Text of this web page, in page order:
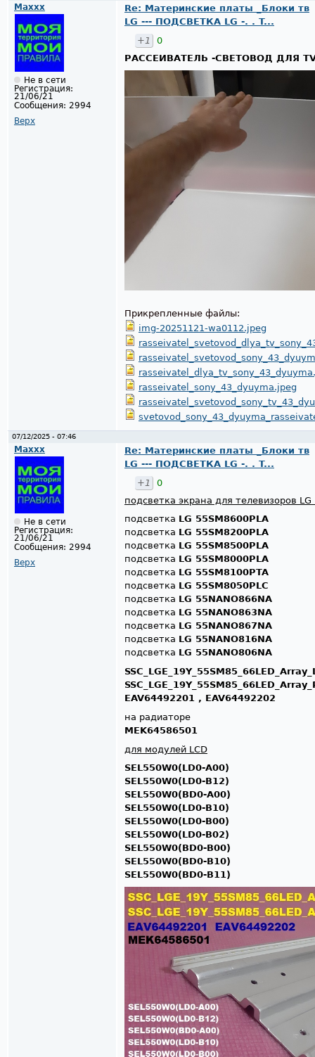
Maxxx
Не в сети
Регистрация:
21/06/21
Сообщения: 2994
Верх
Re: Материнские платы _Блоки тв
LG --- ПОДСВЕТКА LG -. . T...
+1
0
РАССЕИВАТЕЛЬ -СВЕТОВОД ДЛЯ TV
Прикрепленные файлы:
img-20251121-wa0112.jpeg
rasseivatel_sony_43_dyuyma.jpeg
07/12/2025 - 07:46
Maxxx
Не в сети
Регистрация:
21/06/21
Сообщения: 2994
Верх
Re: Материнские платы _Блоки тв
LG --- ПОДСВЕТКА LG -. . T...
+1
0
подсветка экрана для телевизоров LG
подсветка LG 55SM8600PLA
подсветка LG 55SM8200PLA
подсветка LG 55SM8500PLA
подсветка LG 55SM8000PLA
подсветка LG 55SM8100PTA
подсветка LG 55SM8050PLC
подсветка LG 55NANO866NA
подсветка LG 55NANO863NA
подсветка LG 55NANO867NA
подсветка LG 55NANO816NA
подсветка LG 55NANO806NA
EAV64492201 , EAV64492202
на радиаторе
MEK64586501
для модулей LCD
SEL550W0(LD0-A00)
SEL550W0(LD0-B12)
SEL550W0(BD0-A00)
SEL550W0(LD0-B10)
SEL550W0(LD0-B00)
SEL550W0(LD0-B02)
SEL550W0(BD0-B00)
SEL550W0(BD0-B10)
SEL550W0(BD0-B11)